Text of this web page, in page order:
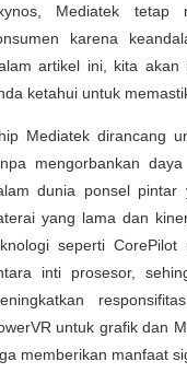
Mediatek tetap
karena
artikel ini, kita akan
ketahui untuk
Mediatek dirancang
mengorbankan
dunia ponsel pintar
yang lama dan
seperti
inti prosesor,
untuk grafik dan
memberikan manfaat